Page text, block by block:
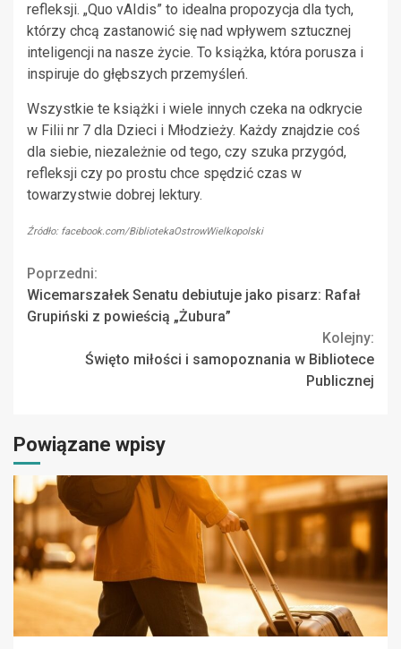
refleksji. „Quo vAIdis” to idealna propozycja dla tych,
którzy chcą zastanowić się nad wpływem sztucznej
inteligencji na nasze życie. To książka, która porusza i
inspiruje do głębszych przemyśleń.
Wszystkie te książki i wiele innych czeka na odkrycie
w Filii nr 7 dla Dzieci i Młodzieży. Każdy znajdzie coś
dla siebie, niezależnie od tego, czy szuka przygód,
refleksji czy po prostu chce spędzić czas w
towarzystwie dobrej lektury.
Źródło: facebook.com/BibliotekaOstrowWielkopolski
Continue
Reading
Poprzedni:
Wicemarszałek Senatu debiutuje jako pisarz: Rafał
Grupiński z powieścią „Żubura”
Kolejny:
Święto miłości i samopoznania w Bibliotece
Publicznej
Powiązane wpisy